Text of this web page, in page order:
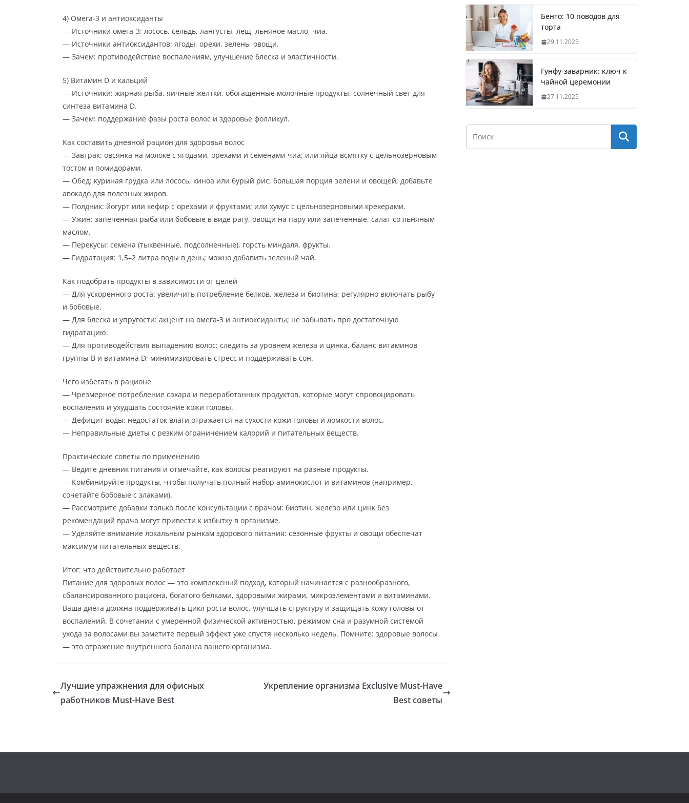
4) Омега-3 и антиоксиданты
— Источники омега-3: лосось, сельдь, лангусты, лещ, льняное масло, чиа.
— Источники антиоксидантов: ягоды, орехи, зелень, овощи.
— Зачем: противодействие воспалениям, улучшение блеска и эластичности.
5) Витамин D и кальций
— Источники: жирная рыба, яичные желтки, обогащенные молочные продукты, солнечный свет для
синтеза витамина D.
— Зачем: поддержание фазы роста волос и здоровье фолликул.
Как составить дневной рацион для здоровья волос
— Завтрак: овсянка на молоке с ягодами, орехами и семенами чиа; или яйца всмятку с цельнозерновым
тостом и помидорами.
— Обед: куриная грудка или лосось, киноа или бурый рис, большая порция зелени и овощей; добавьте
авокадо для полезных жиров.
— Полдник: йогурт или кефир с орехами и фруктами; или хумус с цельнозерновыми крекерами.
— Ужин: запеченная рыба или бобовые в виде рагу, овощи на пару или запеченные, салат со льняным
маслом.
— Перекусы: семена (тыквенные, подсолнечные), горсть миндаля, фрукты.
— Гидратация: 1,5–2 литра воды в день; можно добавить зеленый чай.
Как подобрать продукты в зависимости от целей
— Для ускоренного роста: увеличить потребление белков, железа и биотина; регулярно включать рыбу
и бобовые.
— Для блеска и упругости: акцент на омега-3 и антиоксиданты; не забывать про достаточную
гидратацию.
— Для противодействия выпадению волос: следить за уровнем железа и цинка, баланс витаминов
группы B и витамина D; минимизировать стресс и поддерживать сон.
Чего избегать в рационе
— Чрезмерное потребление сахара и переработанных продуктов, которые могут спровоцировать
воспаления и ухудшать состояние кожи головы.
— Дефицит воды: недостаток влаги отражается на сухости кожи головы и ломкости волос.
— Неправильные диеты с резким ограничением калорий и питательных веществ.
Практические советы по применению
— Ведите дневник питания и отмечайте, как волосы реагируют на разные продукты.
— Комбинируйте продукты, чтобы получать полный набор аминокислот и витаминов (например,
сочетайте бобовые с злаками).
— Рассмотрите добавки только после консультации с врачом: биотин, железо или цинк без
рекомендаций врача могут привести к избытку в организме.
— Уделяйте внимание локальным рынкам здорового питания: сезонные фрукты и овощи обеспечат
максимум питательных веществ.
Итог: что действительно работает
Питание для здоровых волос — это комплексный подход, который начинается с разнообразного,
сбалансированного рациона, богатого белками, здоровыми жирами, микроэлементами и витаминами.
Ваша диета должна поддерживать цикл роста волос, улучшать структуру и защищать кожу головы от
воспалений. В сочетании с умеренной физической активностью, режимом сна и разумной системой
ухода за волосами вы заметите первый эффект уже спустя несколько недель. Помните: здоровые волосы
— это отражение внутреннего баланса вашего организма.
Лучшие упражнения для офисных
работников Must-Have Best
Укрепление организма Exclusive Must-Have
Best советы
Бенто: 10 поводов для
торта
29.11.2025
Гунфу-заварник: ключ к
чайной церемонии
27.11.2025